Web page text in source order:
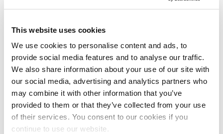
This website uses cookies
We use cookies to personalise content and ads, to
provide social media features and to analyse our traffic.
We also share information about your use of our site with
our social media, advertising and analytics partners who
may combine it with other information that you’ve
provided to them or that they’ve collected from your use
of their services. You consent to our cookies if you
continue to use our website.